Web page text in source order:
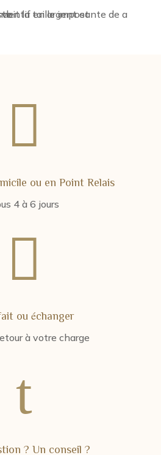

ou en Point Relais
4 à 6 jours

ou échanger
à votre charge
t
? Un conseil ?